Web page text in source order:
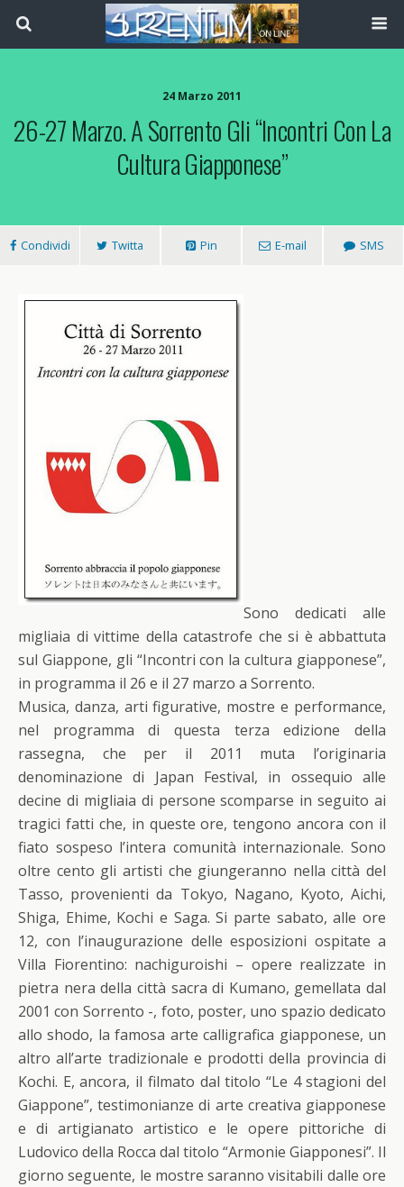
24 Marzo 2011
26-27 Marzo. A Sorrento Gli “Incontri Con La
Cultura Giapponese”
Condividi Twitta Pin E-mail SMS
Sono dedicati alle
migliaia di vittime della catastrofe che si è abbattuta
sul Giappone, gli “Incontri con la cultura giapponese”,
in programma il 26 e il 27 marzo a Sorrento.
Musica, danza, arti figurative, mostre e performance,
nel programma di questa terza edizione della
rassegna, che per il 2011 muta l’originaria
denominazione di Japan Festival, in ossequio alle
decine di migliaia di persone scomparse in seguito ai
tragici fatti che, in queste ore, tengono ancora con il
fiato sospeso l’intera comunità internazionale. Sono
oltre cento gli artisti che giungeranno nella città del
Tasso, provenienti da Tokyo, Nagano, Kyoto, Aichi,
Shiga, Ehime, Kochi e Saga. Si parte sabato, alle ore
12, con l’inaugurazione delle esposizioni ospitate a
Villa Fiorentino: nachiguroishi – opere realizzate in
pietra nera della città sacra di Kumano, gemellata dal
2001 con Sorrento -, foto, poster, uno spazio dedicato
allo shodo, la famosa arte calligrafica giapponese, un
altro all’arte tradizionale e prodotti della provincia di
Kochi. E, ancora, il filmato dal titolo “Le 4 stagioni del
Giappone”, testimonianze di arte creativa giapponese
e di artigianato artistico e le opere pittoriche di
Ludovico della Rocca dal titolo “Armonie Giapponesi”. Il
giorno seguente, le mostre saranno visitabili dalle ore